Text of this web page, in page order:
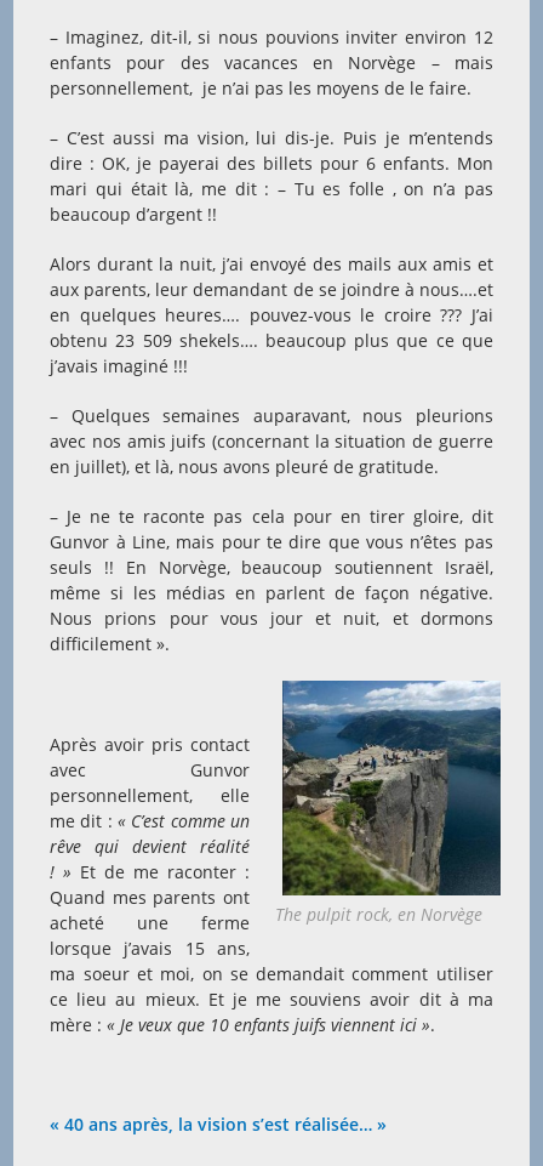
– Imaginez, dit-il, si nous pouvions inviter environ 12
enfants pour des vacances en Norvège – mais
personnellement, je n’ai pas les moyens de le faire.
– C’est aussi ma vision, lui dis-je. Puis je m’entends
dire : OK, je payerai des billets pour 6 enfants. Mon
mari qui était là, me dit : – Tu es folle , on n’a pas
beaucoup d’argent !!
Alors durant la nuit, j’ai envoyé des mails aux amis et
aux parents, leur demandant de se joindre à nous….et
en quelques heures…. pouvez-vous le croire ??? J’ai
obtenu 23 509 shekels…. beaucoup plus que ce que
j’avais imaginé !!!
– Quelques semaines auparavant, nous pleurions
avec nos amis juifs (concernant la situation de guerre
en juillet), et là, nous avons pleuré de gratitude.
– Je ne te raconte pas cela pour en tirer gloire, dit
Gunvor à Line, mais pour te dire que vous n’êtes pas
seuls !! En Norvège, beaucoup soutiennent Israël,
même si les médias en parlent de façon négative.
Nous prions pour vous jour et nuit, et dormons
difficilement ».
The pulpit rock, en Norvège
Après avoir pris contact
avec Gunvor
personnellement, elle
me dit : « C’est comme un
rêve qui devient réalité
! » Et de me raconter :
Quand mes parents ont
acheté une ferme
lorsque j’avais 15 ans,
ma soeur et moi, on se demandait comment utiliser
ce lieu au mieux. Et je me souviens avoir dit à ma
mère :« Je veux que 10 enfants juifs viennent ici ».
« 40 ans après, la vision s’est réalisée… »